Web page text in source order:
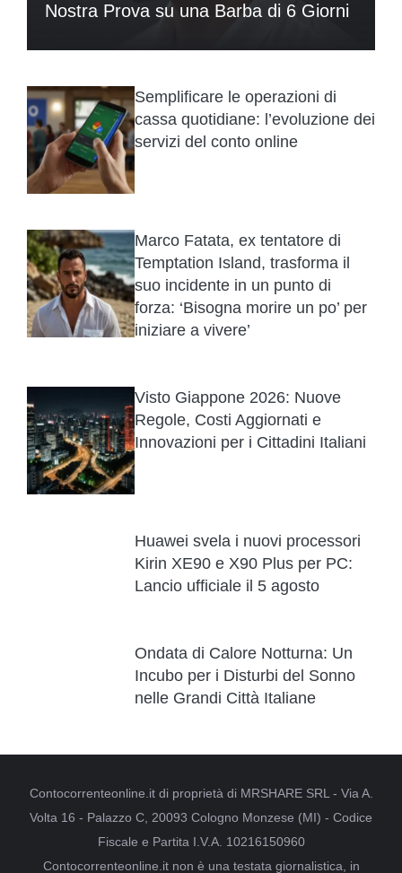
Nostra Prova su una Barba di 6 Giorni
Semplificare le operazioni di
cassa quotidiane: l’evoluzione dei
servizi del conto online
Marco Fatata, ex tentatore di
Temptation Island, trasforma il
suo incidente in un punto di
forza: ‘Bisogna morire un po’ per
iniziare a vivere’
Visto Giappone 2026: Nuove
Regole, Costi Aggiornati e
Innovazioni per i Cittadini Italiani
Huawei svela i nuovi processori
Kirin XE90 e X90 Plus per PC:
Lancio ufficiale il 5 agosto
Ondata di Calore Notturna: Un
Incubo per i Disturbi del Sonno
nelle Grandi Città Italiane
Contocorrenteonline.it di proprietà di MRSHARE SRL - Via A.
Volta 16 - Palazzo C, 20093 Cologno Monzese (MI) - Codice
Fiscale e Partita I.V.A. 10216150960
Contocorrenteonline.it non è una testata giornalistica, in